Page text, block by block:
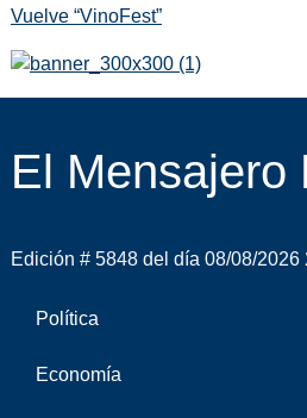
Vuelve “VinoFest”
El Mensajero
Edición # 5848 del día 08/08/2026
Política
Economía